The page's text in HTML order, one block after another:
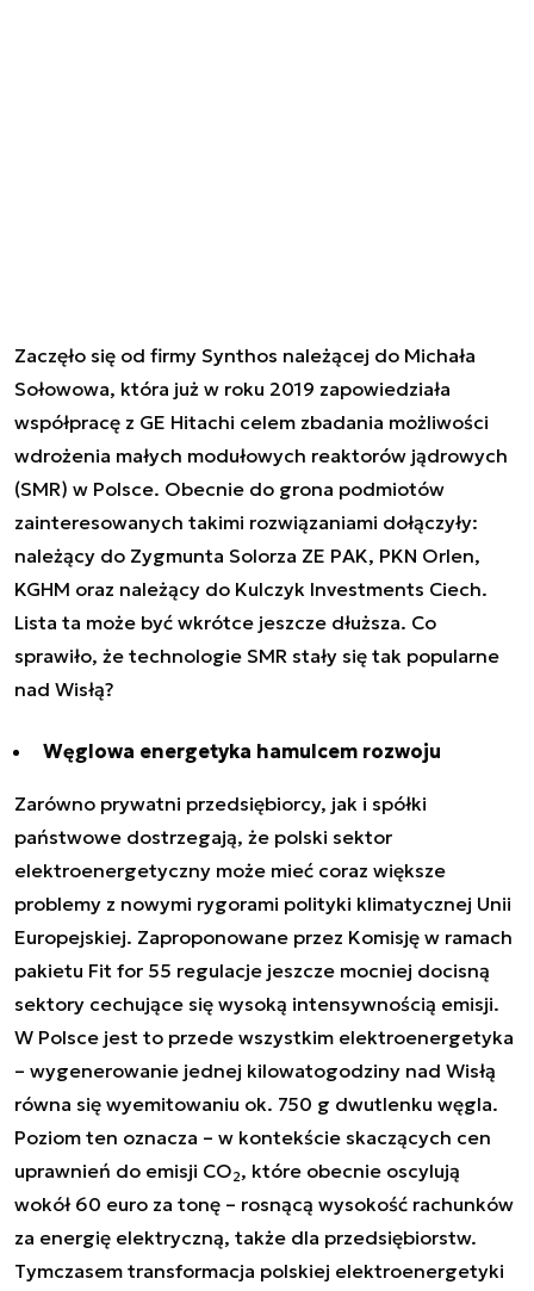
Zaczęło się od firmy Synthos należącej do Michała
Sołowowa, która już w roku 2019 zapowiedziała
współpracę z GE Hitachi celem zbadania możliwości
wdrożenia małych modułowych reaktorów jądrowych
(SMR) w Polsce. Obecnie do grona podmiotów
zainteresowanych takimi rozwiązaniami dołączyły:
należący do Zygmunta Solorza ZE PAK, PKN Orlen,
KGHM oraz należący do Kulczyk Investments Ciech.
Lista ta może być wkrótce jeszcze dłuższa. Co
sprawiło, że technologie SMR stały się tak popularne
nad Wisłą?
Węglowa energetyka hamulcem rozwoju
Zarówno prywatni przedsiębiorcy, jak i spółki
państwowe dostrzegają, że polski sektor
elektroenergetyczny może mieć coraz większe
problemy z nowymi rygorami polityki klimatycznej Unii
Europejskiej. Zaproponowane przez Komisję w ramach
pakietu Fit for 55 regulacje jeszcze mocniej docisną
sektory cechujące się wysoką intensywnością emisji.
W Polsce jest to przede wszystkim elektroenergetyka
– wygenerowanie jednej kilowatogodziny nad Wisłą
równa się wyemitowaniu ok. 750 g dwutlenku węgla.
Poziom ten oznacza – w kontekście skaczących cen
uprawnień do emisji CO2, które obecnie oscylują
wokół 60 euro za tonę – rosnącą wysokość rachunków
za energię elektryczną, także dla przedsiębiorstw.
Tymczasem transformacja polskiej elektroenergetyki